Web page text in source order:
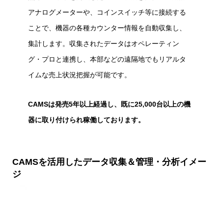
アナログメーターや、コインスイッチ等に接続する
ことで、機器の各種カウンター情報を自動収集し、
集計します。収集されたデータはオペレーティン
グ・プロと連携し、本部などの遠隔地でもリアルタ
イムな売上状況把握が可能です。
CAMSは発売5年以上経過し、既に25,000台以上の機
器に取り付けられ稼働しております。
CAMSを活用したデータ収集＆管理・分析イメー
ジ